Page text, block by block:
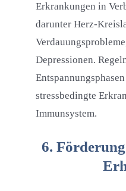
Erkrankungen in
darunter Herz-
Depressionen.
stressbedingte
Immunsystem.
6.